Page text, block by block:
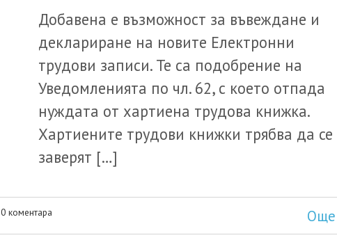
Добавена е възможност за въвеждане и
деклариране на новите Електронни
трудови записи. Те са подобрение на
Уведомленията по чл. 62, с което отпада
нуждата от хартиена трудова книжка.
Хартиените трудови книжки трябва да се
заверят […]
0 коментара Още